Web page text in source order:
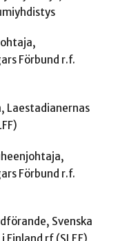
Förbund r.f.
Laestadianernas
Förbund r.f.
Svenska